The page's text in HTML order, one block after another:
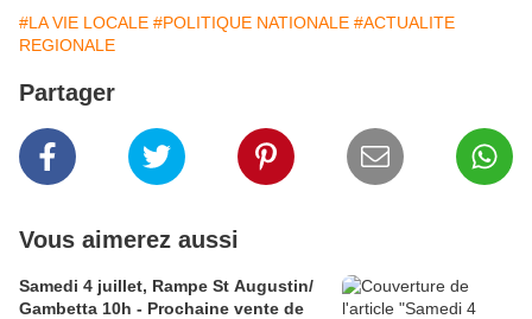
#LA VIE LOCALE #POLITIQUE NATIONALE #ACTUALITE
REGIONALE
Partager
Vous aimerez aussi
Samedi 4 juillet, Rampe St Augustin/
Gambetta 10h - Prochaine vente de